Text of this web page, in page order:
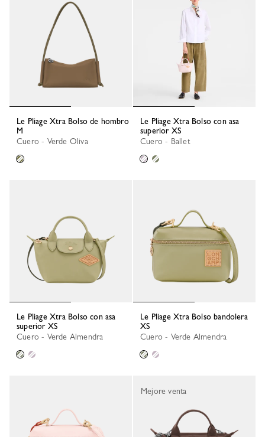
Le Pliage Xtra Bolso de hombro
M
Cuero - Verde Oliva
Le Pliage Xtra Bolso con asa
superior XS
Cuero - Ballet
Le Pliage Xtra Bolso con asa
superior XS
Cuero - Verde Almendra
Le Pliage Xtra Bolso bandolera
XS
Cuero - Verde Almendra
Mejore venta